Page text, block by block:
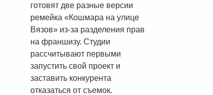
готовят две разные версии
ремейка «Кошмара на улице
Вязов» из-за разделения прав
на франшизу. Студии
рассчитывают первыми
запустить свой проект и
заставить конкурента
отказаться от съемок.